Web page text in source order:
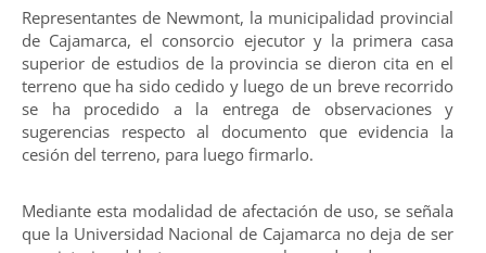
Representantes de Newmont, la municipalidad provincial
de Cajamarca, el consorcio ejecutor y la primera casa
superior de estudios de la provincia se dieron cita en el
terreno que ha sido cedido y luego de un breve recorrido
se ha procedido a la entrega de observaciones y
sugerencias respecto al documento que evidencia la
cesión del terreno, para luego firmarlo.
Mediante esta modalidad de afectación de uso, se señala
que la Universidad Nacional de Cajamarca no deja de ser